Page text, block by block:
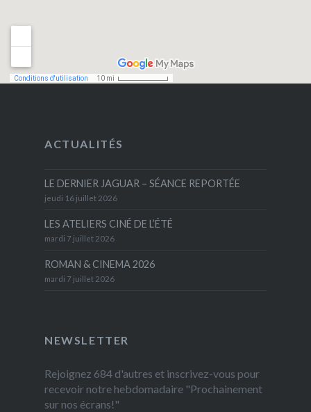
ACTUALITÉS
LE DERNIER JAGUAR – SÉANCE REPORTÉE
jeudi 16 juillet 2026
LES ATELIERS CINÉ DE L’ÉTÉ
mardi 7 juillet 2026
ROMAN & CINEMA 2026
mardi 7 juillet 2026
NEWSLETTER
Rejoignez 684 d'autres et inscrivez-vous pour
recevoir notre hebdomadaire "Prochainement
sur nos écrans!"